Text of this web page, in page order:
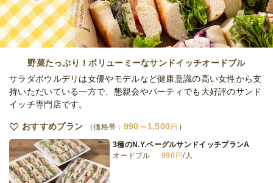
唐揚げ5種盛りセット
野菜たっぷり！ボリューミーなサンドイッチオードブル
サラダボウルデリは女優やモデルなど健康意識の高い女性から支
持いただいている一方で、懇親会やパーティでも大好評のサンド
イッチ専門店です。
おすすめプラン 価格帯： 990～1,500 円
3種のN.Y.ベーグルサンドイッチプランA
オードブル
990 円/人